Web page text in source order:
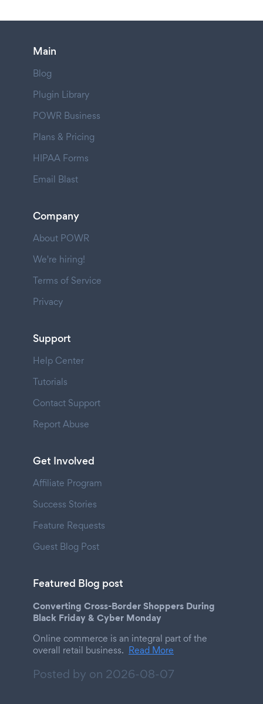
Main
Blog
Plugin Library
POWR Business
Plans & Pricing
HIPAA Forms
Email Blast
Company
About POWR
We're hiring!
Terms of Service
Privacy
Support
Help Center
Tutorials
Contact Support
Report Abuse
Get Involved
Affiliate Program
Success Stories
Feature Requests
Guest Blog Post
Featured Blog post
Converting Cross-Border Shoppers During
Black Friday & Cyber Monday
Online commerce is an integral part of the
overall retail business. Read More
Posted by on 2026-08-07